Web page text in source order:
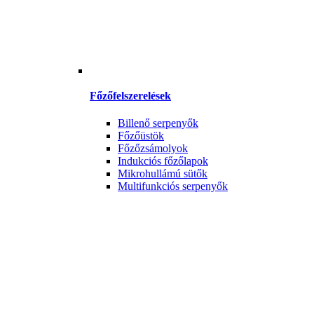
Főzőfelszerelések
Billenő serpenyők
Főzőüstök
Főzőzsámolyok
Indukciós főzőlapok
Mikrohullámú sütők
Multifunkciós serpenyők